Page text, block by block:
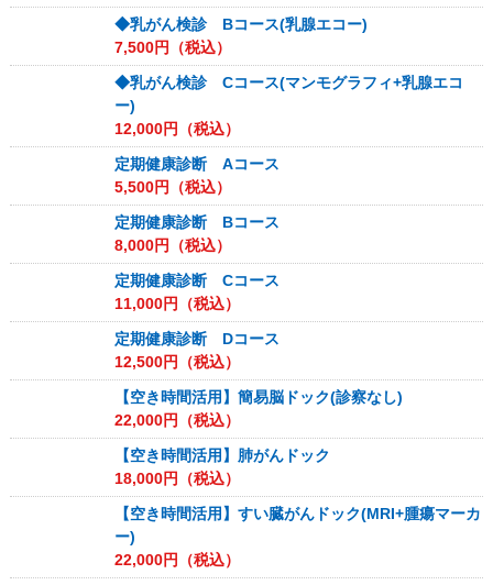
◆乳がん検診 Bコース(乳腺エコー)
7,500円（税込）
◆乳がん検診 Cコース(マンモグラフィ+乳腺エコ
ー)
12,000円（税込）
定期健康診断 Aコース
5,500円（税込）
定期健康診断 Bコース
8,000円（税込）
定期健康診断 Cコース
11,000円（税込）
定期健康診断 Dコース
12,500円（税込）
【空き時間活用】簡易脳ドック(診察なし)
22,000円（税込）
【空き時間活用】肺がんドック
18,000円（税込）
【空き時間活用】すい臓がんドック(MRI+腫瘍マーカ
ー)
22,000円（税込）